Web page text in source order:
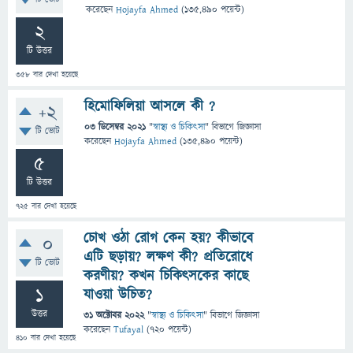
2
টি উত্তর
358 বার দেখা হয়েছে
করেছেনHojayfa Ahmed (135,490 পয়েন্ট)
+2
টি ভোট
5
টি উত্তর
725 বার দেখা হয়েছে
হিমোফিলিয়া আসলে কী ?
03 ডিসেম্বর 2021 "স্বাস্থ্য ও চিকিৎসা" বিভাগে জিজ্ঞাসা
করেছেনHojayfa Ahmed (135,490 পয়েন্ট)
0
টি ভোট
1
উত্তর
410 বার দেখা হয়েছে
চোখ ওঠা রোগ কেন হয়? কীভাবে
এটি ছড়ায়? লক্ষণ কী? প্রতিরোধে
করণীয়? কখন চিকিৎসকের কাছে
যাওয়া উচিত?
31 অক্টোবর 2022 "স্বাস্থ্য ও চিকিৎসা" বিভাগে জিজ্ঞাসা
করেছেনTufayal (720 পয়েন্ট)